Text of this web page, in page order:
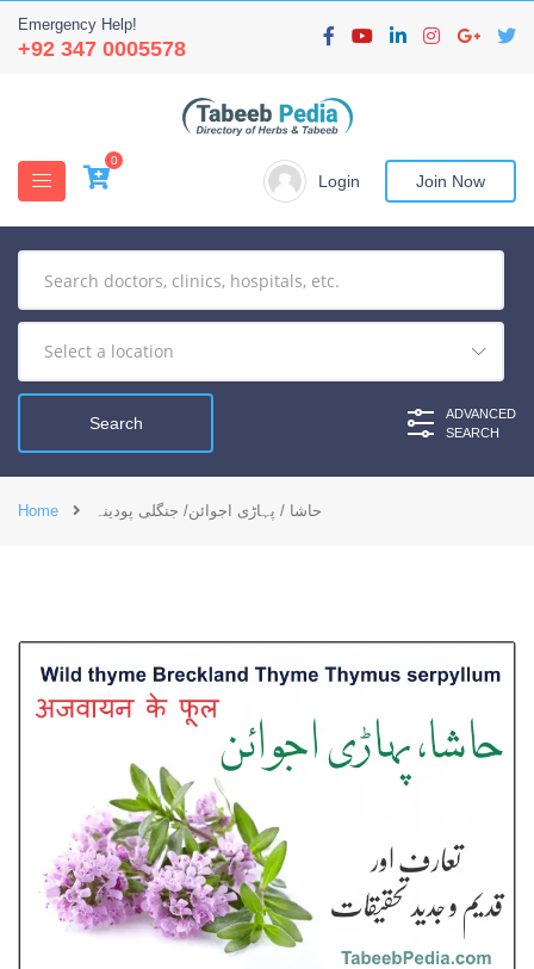
Emergency Help!
+92 347 0005578
0
Login Join Now
ADVANCED
SEARCH
Home حاشا / پہاڑی اجوائن/ جنگلی پودینہ